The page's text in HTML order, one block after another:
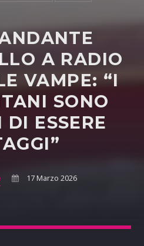
A RADIO
VAMPE: “I
SONO
ESSERE
17 Marzo 2026